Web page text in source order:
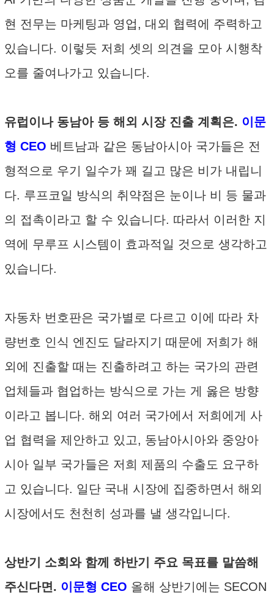
현 전무는 마케팅과 영업, 대외 협력에 주력하고
있습니다. 이렇듯 저희 셋의 의견을 모아 시행착
오를 줄여나가고 있습니다.
유럽이나 동남아 등 해외 시장 진출 계획은. 이문
형 CEO 베트남과 같은 동남아시아 국가들은 전
형적으로 우기 일수가 꽤 길고 많은 비가 내립니
다. 루프코일 방식의 취약점은 눈이나 비 등 물과
의 접촉이라고 할 수 있습니다. 따라서 이러한 지
역에 무루프 시스템이 효과적일 것으로 생각하고
있습니다.
자동차 번호판은 국가별로 다르고 이에 따라 차
량번호 인식 엔진도 달라지기 때문에 저희가 해
외에 진출할 때는 진출하려고 하는 국가의 관련
업체들과 협업하는 방식으로 가는 게 옳은 방향
이라고 봅니다. 해외 여러 국가에서 저희에게 사
업 협력을 제안하고 있고, 동남아시아와 중앙아
시아 일부 국가들은 저희 제품의 수출도 요구하
고 있습니다. 일단 국내 시장에 집중하면서 해외
시장에서도 천천히 성과를 낼 생각입니다.
상반기 소회와 함께 하반기 주요 목표를 말씀해
주신다면. 이문형 CEO 올해 상반기에는 SECON